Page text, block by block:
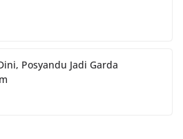
Posyandu Jadi Garda